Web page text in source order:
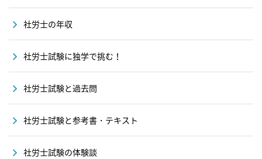
社労士の年収
社労士試験に独学で挑む！
社労士試験と過去問
社労士試験と参考書・テキスト
社労士試験の体験談